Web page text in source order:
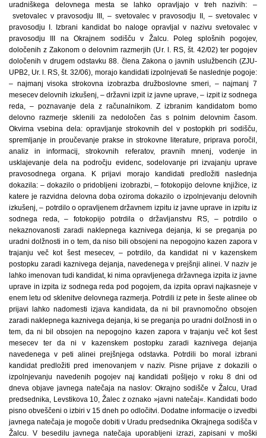
uradniškega delovnega mesta se lahko opravljajo v treh nazivih: –
svetovalec v pravosodju III, – svetovalec v pravosodju II, – svetovalec v
pravosodju I. Izbrani kandidat bo naloge opravljal v nazivu svetovalec v
pravosodju III na Okrajnem sodišču v Žalcu. Poleg splošnih pogojev,
določenih z Zakonom o delovnim razmerjih (Ur. l. RS, št. 42/02) ter pogojev
določenih v drugem odstavku 88. člena Zakona o javnih uslužbencih (ZJU-
UPB2, Ur. l. RS, št. 32/06), morajo kandidati izpolnjevati še naslednje pogoje:
– najmanj visoka strokovna izobrazba družboslovne smeri, – najmanj 7
mesecev delovnih izkušenj, – državni izpit iz javne uprave, – izpit iz sodnega
reda, – poznavanje dela z računalnikom. Z izbranim kandidatom bomo
delovno razmerje sklenili za nedoločen čas s polnim delovnim časom.
Okvirna vsebina dela: opravljanje strokovnih del v postopkih pri sodišču,
spremljanje in proučevanje prakse in strokovne literature, priprava poročil,
analiz in informacij, strokovnih referatov, pravnih mnenj, vodenje in
usklajevanje dela na področju evidenc, sodelovanje pri izvajanju uprave
pravosodnega organa. K prijavi morajo kandidati predložiti naslednja
dokazila: – dokazilo o pridobljeni izobrazbi, – fotokopijo delovne knjižice, iz
katere je razvidna delovna doba oziroma dokazilo o izpolnjevanju delovnih
izkušenj, – potrdilo o opravljenem državnem izpitu iz javne uprave in izpitu iz
sodnega reda, – fotokopijo potrdila o državljanstvu RS, – potrdilo o
nekaznovanosti zaradi naklepnega kaznivega dejanja, ki se preganja po
uradni dolžnosti in o tem, da niso bili obsojeni na nepogojno kazen zapora v
trajanju več kot šest mesecev, – potrdilo, da kandidat ni v kazenskem
postopku zaradi kaznivega dejanja, navedenega v prejšnji alinei. V naziv je
lahko imenovan tudi kandidat, ki nima opravljenega državnega izpita iz javne
uprave in izpita iz sodnega reda pod pogojem, da izpita opravi najkasneje v
enem letu od sklenitve delovnega razmerja. Potrdili iz pete in šeste alinee ob
prijavi lahko nadomesti izjava kandidata, da ni bil pravnomočno obsojen
zaradi naklepnega kaznivega dejanja, ki se preganja po uradni dolžnosti in o
tem, da ni bil obsojen na nepogojno kazen zapora v trajanju več kot šest
mesecev ter da ni v kazenskem postopku zaradi kaznivega dejanja
navedenega v peti alinei prejšnjega odstavka. Potrdili bo moral izbrani
kandidat predložiti pred imenovanjem v naziv. Pisne prijave z dokazili o
izpolnjevanju navedenih pogojev naj kandidati pošljejo v roku 8 dni od
dneva objave javnega natečaja na naslov: Okrajno sodišče v Žalcu, Urad
predsednika, Levstikova 10, Žalec z oznako »javni natečaj«. Kandidati bodo
pisno obveščeni o izbiri v 15 dneh po odločitvi. Dodatne informacije o izvedbi
javnega natečaja je mogoče dobiti v Uradu predsednika Okrajnega sodišča v
Žalcu. V besedilu javnega natečaja uporabljeni izrazi, zapisani v moški